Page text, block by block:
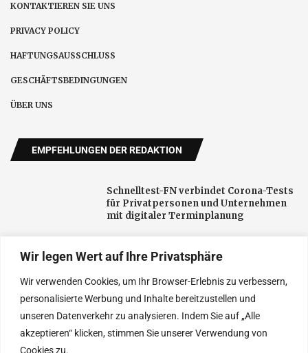
Wir legen Wert auf Ihre Privatsphäre
Wir verwenden Cookies, um Ihr Browser-Erlebnis zu verbessern,
personalisierte Werbung und Inhalte bereitzustellen und
unseren Datenverkehr zu analysieren. Indem Sie auf „Alle
akzeptieren“ klicken, stimmen Sie unserer Verwendung von
Cookies zu.
KONTAKTIEREN SIE UNS
PRIVACY POLICY
HAFTUNGSAUSSCHLUSS
GESCHÄFTSBEDINGUNGEN
ÜBER UNS
EMPFEHLUNGEN DER REDAKTION
Schnelltest-FN verbindet Corona-Tests
für Privatpersonen und Unternehmen
mit digitaler Terminplanung
Neue öffentliche Aufmerksamkeit für
setzt auf Aufklärung
Baumaschinen im Alltag: So finden
Unternehmen die passende gebrauchte